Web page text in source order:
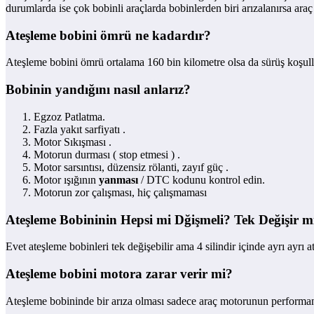
durumlarda ise çok bobinli araçlarda bobinlerden biri arızalanırsa
Ateşleme bobini ömrü ne kadardır?
Ateşleme bobini ömrü ortalama 160 bin kilometre olsa da sürüş
Bobinin yandığını nasıl anlarız?
Egzoz Patlatma.
Fazla yakıt sarfiyatı .
Motor Sıkışması .
Motorun durması ( stop etmesi ) .
Motor sarsıntısı, düzensiz rölanti, zayıf güç .
Motor ışığının yanması / DTC kodunu kontrol edin.
Motorun zor çalışması, hiç çalışmaması
Ateşleme Bobininin Hepsi mi Dğişmeli? Tek Değişir
Evet ateşleme bobinleri tek değişebilir ama 4 silindir içinde ayrı ayrı
Ateşleme bobini motora zarar verir mi?
Ateşleme bobininde bir arıza olması sadece araç motorunun